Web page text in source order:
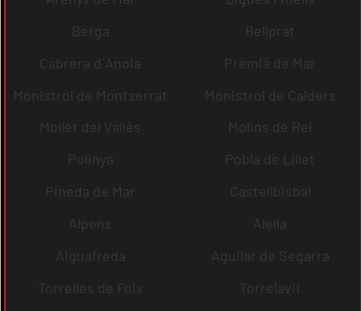
Berga
Bellprat
Cabrera d´Anoia
Premià de Mar
Monistrol de Montserrat
Monistrol de Calders
Mollet del Vallès
Molins de Rei
Polinyà
Pobla de Lillet
Pineda de Mar
Castellbisbal
Alpens
Alella
Aiguafreda
Aguilar de Segarra
Torrelles de Foix
Torrelavit